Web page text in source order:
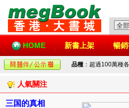
HOME 新書上架 暢
品種 ：超過100萬種
人氣關注
三国的真相